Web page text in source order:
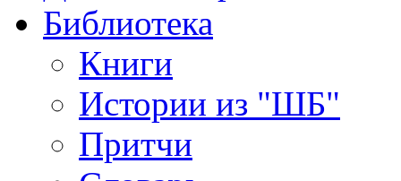
Библиотека
Книги
Истории из "ШБ"
Притчи